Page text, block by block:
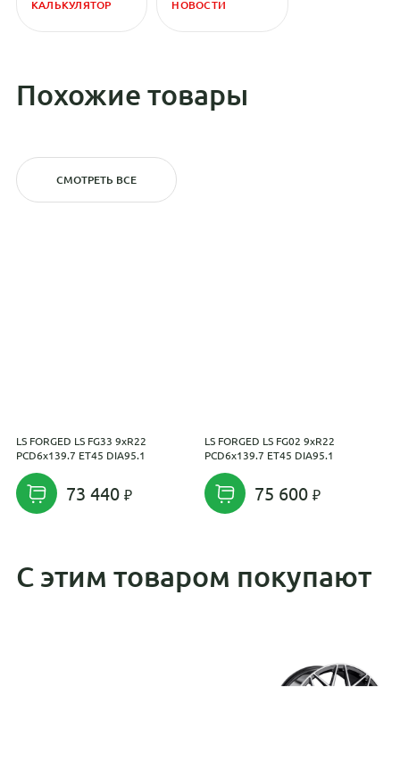
КАЛЬКУЛЯТОР НОВОСТИ
Похожие товары
СМОТРЕТЬ ВСЕ
LS FORGED LS FG33 9xR22
PCD6x139.7 ET45 DIA95.1
73 440
LS FORGED LS FG02 9xR22
PCD6x139.7 ET45 DIA95.1
75 600
С этим товаром покупают